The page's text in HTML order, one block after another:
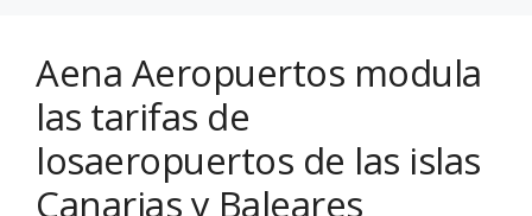
Aena Aeropuertos modula
las tarifas de
losaeropuertos de las islas
Canarias y Baleares